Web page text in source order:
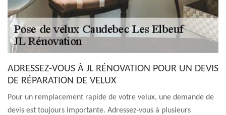
ADRESSEZ-VOUS À JL RÉNOVATION POUR UN DEVIS
DE RÉPARATION DE VELUX
Pour un remplacement rapide de votre velux, une demande de
devis est toujours importante. Adressez-vous à plusieurs